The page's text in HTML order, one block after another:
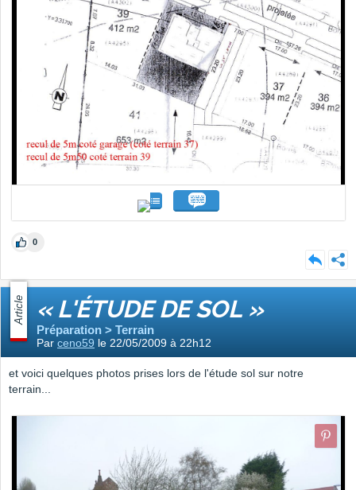
0
Article « L'ÉTUDE DE SOL »
Préparation > Terrain
Par ceno59 le 22/05/2009 à 22h12
et voici quelques photos prises lors de l'étude sol sur notre
terrain...